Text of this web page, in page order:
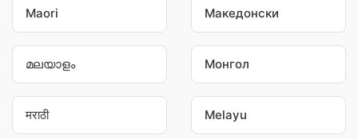
Maori Македонски
മലയാളം Монгол
मराठी Melayu